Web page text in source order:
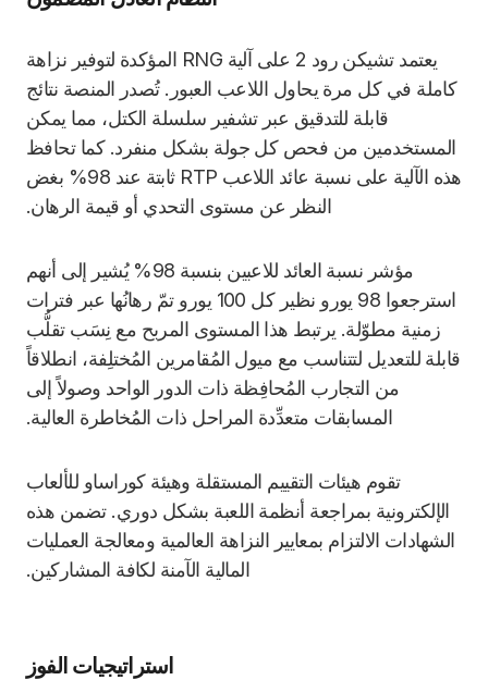
يعتمد تشيكن رود 2 على آلية RNG المؤكدة لتوفير نزاهة
كاملة في كل مرة يحاول اللاعب العبور. تُصدر المنصة نتائج
قابلة للتدقيق عبر تشفير سلسلة الكتل، مما يمكن
المستخدمين من فحص كل جولة بشكل منفرد. كما تحافظ
هذه الآلية على نسبة عائد اللاعب RTP ثابتة عند 98% بغض
النظر عن مستوى التحدي أو قيمة الرهان.
مؤشر نسبة العائد للاعبين بنسبة 98% يُشير إلى أنهم
استرجعوا 98 يورو نظير كل 100 يورو تمّ رهانُها عبر فترات
زمنية مطوّلة. يرتبط هذا المستوى المربح مع نِسَب تقلُّب
قابلة للتعديل لتتناسب مع ميول المُقامرين المُختلِفة، انطلاقاً
من التجارب المُحافِظة ذات الدور الواحد وصولاً إلى
المسابقات متعدِّدة المراحل ذات المُخاطرة العالية.
تقوم هيئات التقييم المستقلة وهيئة كوراساو للألعاب
الإلكترونية بمراجعة أنظمة اللعبة بشكل دوري. تضمن هذه
الشهادات الالتزام بمعايير النزاهة العالمية ومعالجة العمليات
المالية الآمنة لكافة المشاركين.
استراتيجيات الفوز